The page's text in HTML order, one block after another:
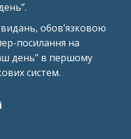
обов’язковою
посилання на
день” в першому
систем.